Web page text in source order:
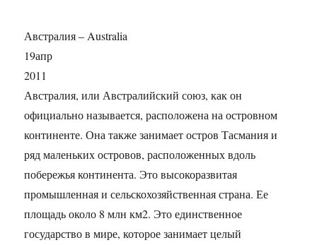
Австралия – Australia
19апр
2011
Австралия, или Австралийский союз, как он
официально называется, расположена на островном
континенте. Она также занимает остров Тасмания и
ряд маленьких островов, расположенных вдоль
побережья континента. Это высокоразвитая
промышленная и сельскохозяйственная страна. Ее
площадь около 8 млн км2. Это единственное
государство в мире, которое занимает целый